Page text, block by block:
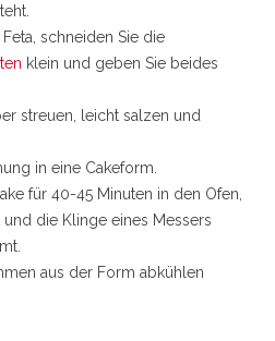
schneiden Sie die
klein und geben Sie beides
streuen, leicht salzen und
in eine Cakeform.
für 40-45 Minuten in den Ofen,
die Klinge eines Messers
aus der Form abkühlen